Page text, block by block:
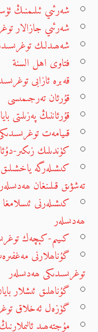
شەرئىي ئىلىمنىڭ
شەرئىي جازالار
شەھىدلىك
فتاوى اهل السنة
قەبرە ئازابى
قۇرئان تەرجىمىسى
قۇرئاننىڭ پەزىلىتى
قىيامەت
كۈندىلىك زىكىر-
كىشىلەرگە
تەشۋىق قىلىنغان
كىشىلەرنى
ھەدىسلەر
كىيىم-كېچەك
گۇناھلارنى
توغرىسىدىكى ھەدىسلەر
گۇناھلىق ئىشلار
گۈزەل ئەخلاق
مۇجتەھىد